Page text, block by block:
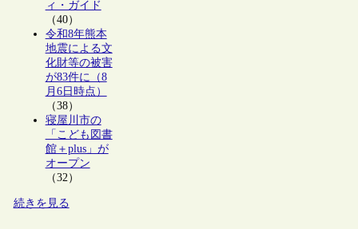
ィ・ガイド
（40）
令和8年熊本
地震による文
化財等の被害
が83件に（8
月6日時点）
（38）
寝屋川市の
「こども図書
館＋plus」が
オープン
（32）
続きを見る